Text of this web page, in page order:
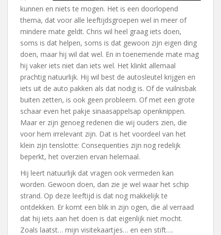
kunnen en niets te mogen. Het is een doorlopend
thema, dat voor alle leeftijdsgroepen wel in meer of
mindere mate geldt. Chris wil heel graag iets doen,
soms is dat helpen, soms is dat gewoon zijn eigen ding
doen, maar hij wil dat wel. En in toenemende mate mag
hij vaker iets niet dan iets wel. Het klinkt allemaal
prachtig natuurlijk. Hij wil best de autosleutel krijgen en
iets uit de auto pakken als dat nodig is. Of de vuilnisbak
buiten zetten, is ook geen probleem. Of met een grote
schaar even het pakje sinaasappelsap openknippen.
Maar er zijn genoeg redenen die wij ouders zien, die
voor hem irrelevant zijn. Dat is het voordeel van het
klein zijn tenslotte: Consequenties zijn nog redelijk
beperkt, het overzien ervan helemaal.
Hij leert natuurlijk dat vragen ook vermeden kan
worden. Gewoon doen, dan zie je wel waar het schip
strand. Op deze leeftijd is dat nog makkelijk te
ontdekken. Er komt een blik in zijn ogen, die al verraad
dat hij iets aan het doen is dat eigenlijk niet mocht.
Zoals laatst… mijn visitekaartjes… en een stift….